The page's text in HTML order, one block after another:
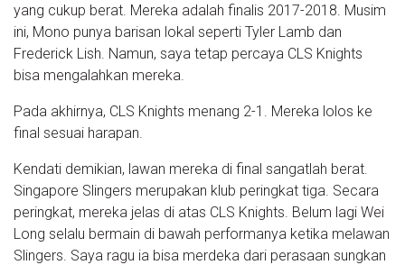
yang cukup berat. Mereka adalah finalis 2017-2018. Musim
ini, Mono punya barisan lokal seperti Tyler Lamb dan
Frederick Lish. Namun, saya tetap percaya CLS Knights
bisa mengalahkan mereka.
Pada akhirnya, CLS Knights menang 2-1. Mereka lolos ke
final sesuai harapan.
Kendati demikian, lawan mereka di final sangatlah berat.
Singapore Slingers merupakan klub peringkat tiga. Secara
peringkat, mereka jelas di atas CLS Knights. Belum lagi Wei
Long selalu bermain di bawah performanya ketika melawan
Slingers. Saya ragu ia bisa merdeka dari perasaan sungkan